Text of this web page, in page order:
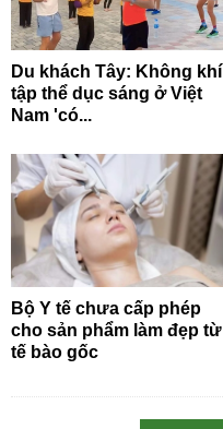
Du khách Tây: Không khí
tập thể dục sáng ở Việt
Nam 'có...
Bộ Y tế chưa cấp phép
cho sản phẩm làm đẹp từ
tế bào gốc